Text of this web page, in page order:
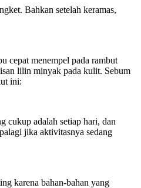
Bahkan setelah keramas,
cepat menempel pada rambut
lilin minyak pada kulit. Sebum
ini:
cukup adalah setiap hari, dan
jika aktivitasnya sedang
karena bahan-bahan yang